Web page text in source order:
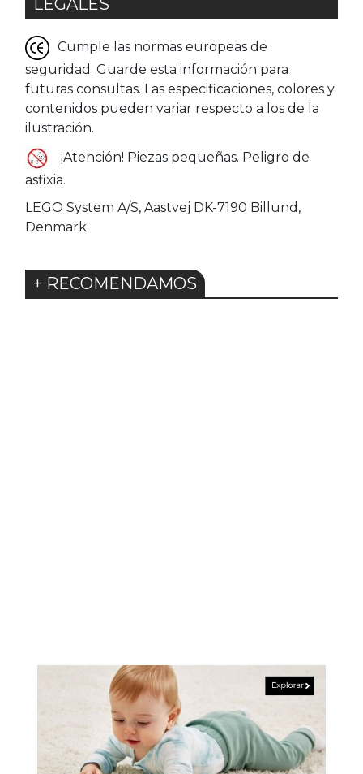
LEGALES
Cumple las normas europeas de
seguridad. Guarde esta información para
futuras consultas. Las especificaciones, colores y
contenidos pueden variar respecto a los de la
ilustración.
¡Atención! Piezas pequeñas. Peligro de
asfixia.
LEGO System A/S, Aastvej DK-7190 Billund,
Denmark
+ RECOMENDAMOS